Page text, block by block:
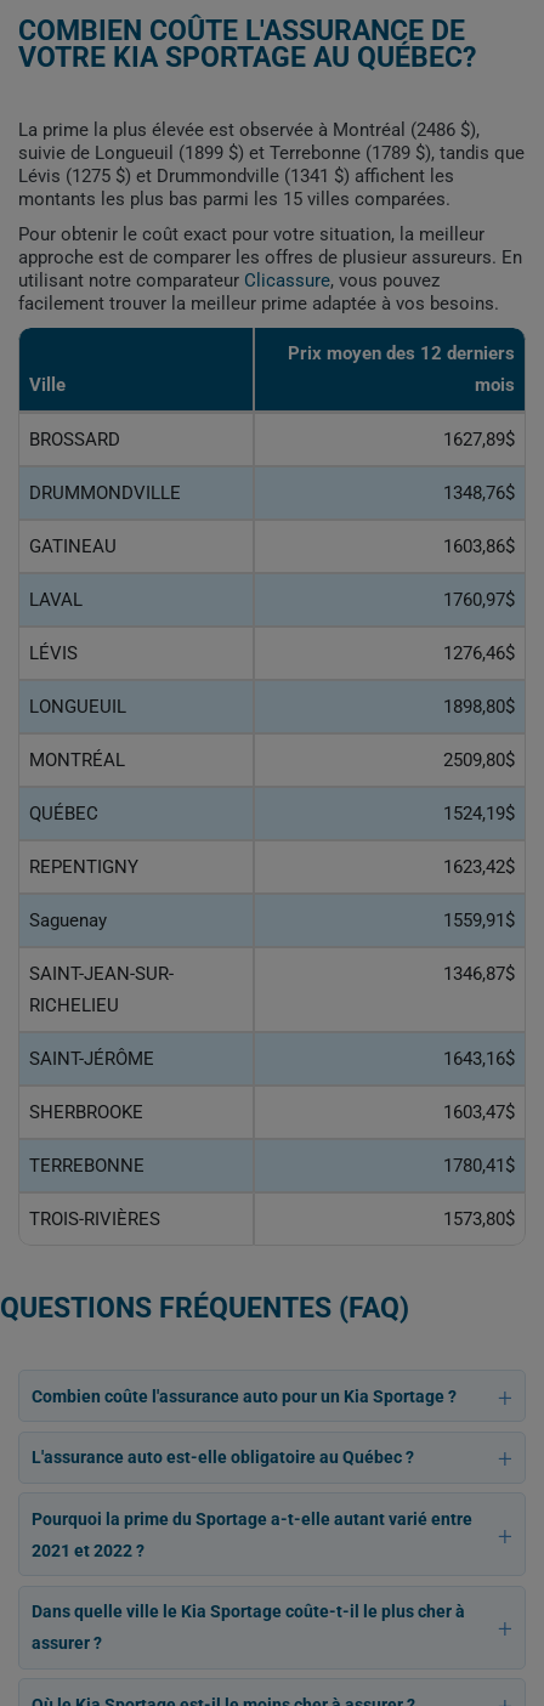
COMBIEN COÛTE L'ASSURANCE DE
VOTRE KIA SPORTAGE AU QUÉBEC?
La prime la plus élevée est observée à Montréal (2486 $),
suivie de Longueuil (1899 $) et Terrebonne (1789 $), tandis que
Lévis (1275 $) et Drummondville (1341 $) affichent les
montants les plus bas parmi les 15 villes comparées.
Pour obtenir le coût exact pour votre situation, la meilleur
approche est de comparer les offres de plusieur assureurs. En
utilisant notre comparateur Clicassure, vous pouvez
facilement trouver la meilleur prime adaptée à vos besoins.
Ville
Prix ​​moyen des 12 derniers
mois
BROSSARD 1627,89$
DRUMMONDVILLE 1348,76$
GATINEAU 1603,86$
LAVAL 1760,97$
LÉVIS 1276,46$
LONGUEUIL 1898,80$
MONTRÉAL 2509,80$
QUÉBEC 1524,19$
REPENTIGNY 1623,42$
Saguenay 1559,91$
SAINT-JEAN-SUR-
RICHELIEU
1346,87$
SAINT-JÉRÔME 1643,16$
SHERBROOKE 1603,47$
TERREBONNE 1780,41$
TROIS-RIVIÈRES 1573,80$
QUESTIONS FRÉQUENTES (FAQ)
Combien coûte l'assurance auto pour un Kia Sportage ?
L'assurance auto est-elle obligatoire au Québec ?
Pourquoi la prime du Sportage a-t-elle autant varié entre
2021 et 2022 ?
Dans quelle ville le Kia Sportage coûte-t-il le plus cher à
assurer ?